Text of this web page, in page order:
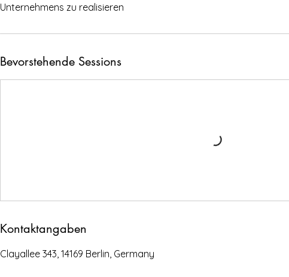
Unternehmens zu realisieren
Bevorstehende Sessions
Kontaktangaben
Clayallee 343, 14169 Berlin, Germany